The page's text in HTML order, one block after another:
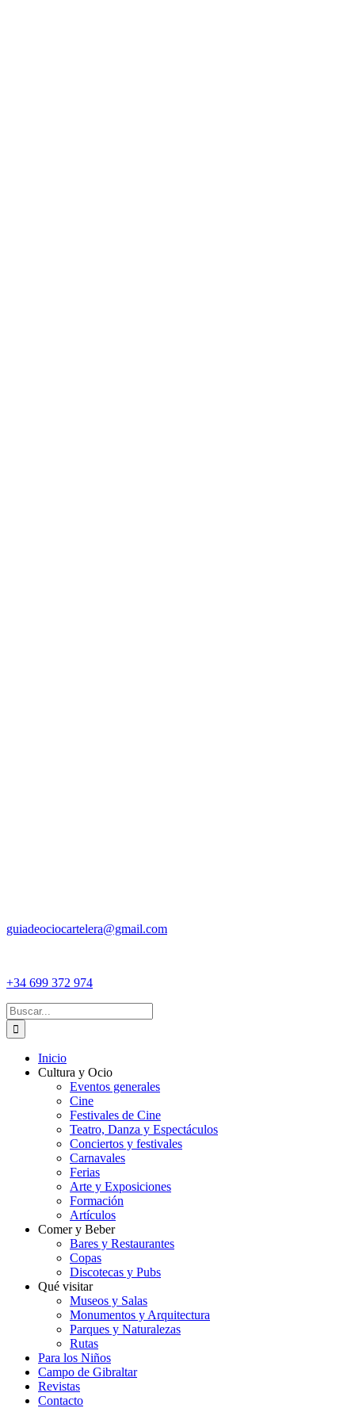
guiadeociocartelera@gmail.com
+34 699 372 974
Buscar:
Inicio
Cultura y Ocio
Eventos generales
Cine
Festivales de Cine
Teatro, Danza y Espectáculos
Conciertos y festivales
Carnavales
Ferias
Arte y Exposiciones
Formación
Artículos
Comer y Beber
Bares y Restaurantes
Copas
Discotecas y Pubs
Qué visitar
Museos y Salas
Monumentos y Arquitectura
Parques y Naturalezas
Rutas
Para los Niños
Campo de Gibraltar
Revistas
Contacto